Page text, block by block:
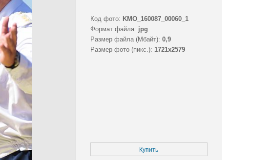
Код фото: KMO_160087_00060_1
Формат файла: jpg
Размер файла (Мбайт): 0,9
Размер фото (пикс.): 1721x2579
Купить